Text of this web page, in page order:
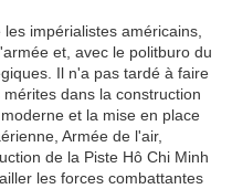
impérialistes américains,
et, avec le politburo du
Il n'a pas tardé à faire
dans la construction
et la mise en place
Armée de l'air,
de la Piste Hô Chi Minh
les forces combattantes